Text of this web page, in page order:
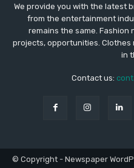
We provide you with the latest
from the entertainment
remains the same. Fashion
projects, opportunities. Clothes
in
Contact us:
© Copyright - Newspaper